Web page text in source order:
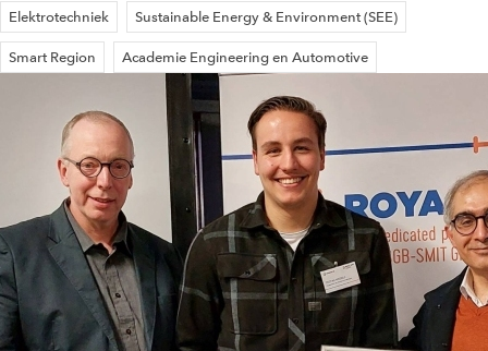
Elektrotechniek Sustainable Energy & Environment (SEE)
Smart Region Academie Engineering en Automotive